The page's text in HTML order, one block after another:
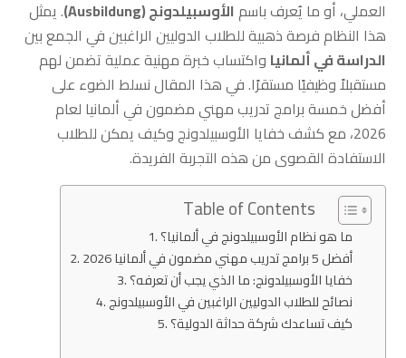
العملي، أو ما يُعرف باسم الأوسبيلدونج (Ausbildung)
. يمثل
هذا النظام فرصة ذهبية للطلاب الدوليين الراغبين في الجمع بين
الدراسة في ألمانيا واكتساب خبرة مهنية عملية تضمن لهم
مستقبلاً وظيفيًا مستقرًا. في هذا المقال نسلط الضوء على
أفضل خمسة برامج تدريب مهني مضمون في ألمانيا لعام
2026، مع كشف خفايا الأوسبيلدونج وكيف يمكن للطلاب
الاستفادة القصوى من هذه التجربة الفريدة.
Table of Contents
ما هو نظام الأوسبيلدونج في ألمانيا؟
أفضل 5 برامج تدريب مهني مضمون في ألمانيا 2026
خفايا الأوسبيلدونج: ما الذي يجب أن تعرفه؟
نصائح للطلاب الدوليين الراغبين في الأوسبيلدونج
كيف تساعدك شركة حداثة الدولية؟